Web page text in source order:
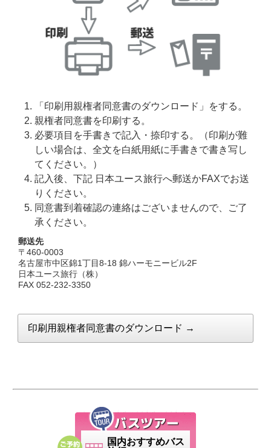
「印刷用親権者同意書のダウンロード」をする。
親権者同意書を印刷する。
必要項目を手書きで記入・捺印する。（印刷が難
しい場合は、全文を白紙用紙に手書きで書き写し
てください。）
記入後、下記 日本ユース旅行へ郵送かFAXでお送
りください。
同意書到着確認の連絡はございませんので、ご了
承ください。
郵送先
〒460-0003
名古屋市中区錦1丁目8-18 錦ハーモニービル2F
日本ユース旅行（株）
FAX 052-232-3350
印刷用親権者同意書のダウンロード →
国内おすすめバス